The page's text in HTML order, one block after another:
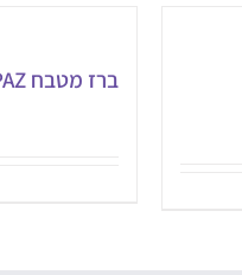
ברז מטבח TOPAZ (טופז)